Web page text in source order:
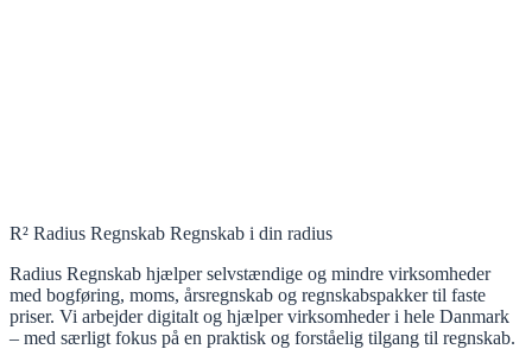
R² Radius Regnskab Regnskab i din radius
Radius Regnskab hjælper selvstændige og mindre virksomheder
med bogføring, moms, årsregnskab og regnskabspakker til faste
priser. Vi arbejder digitalt og hjælper virksomheder i hele Danmark
– med særligt fokus på en praktisk og forståelig tilgang til regnskab.